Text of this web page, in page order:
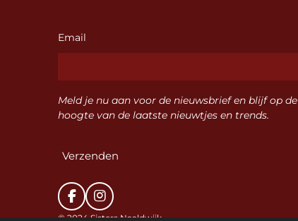
Email
Meld je nu aan voor de nieuwsbrief en blijf op de
hoogte van de laatste nieuwtjes en trends.
Verzenden
F
a
I
n
© 2024 Sisters Naaldwijk